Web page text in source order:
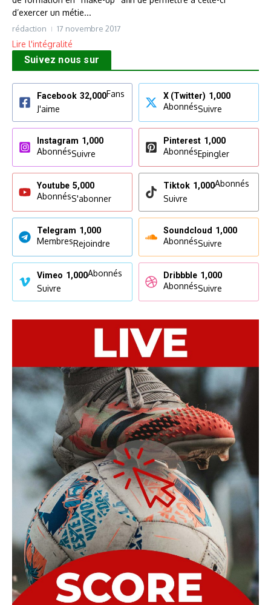
d’exercer un métie...
rédaction 17 novembre 2017
Lire l'intégralité
Suivez nous sur
Facebook 32,000Fans
J'aime
X (Twitter) 1,000
AbonnésSuivre
Instagram 1,000
AbonnésSuivre
Pinterest 1,000
AbonnésEpingler
Youtube 5,000
AbonnésS'abonner
Tiktok 1,000Abonnés
Suivre
Telegram 1,000
MembresRejoindre
Soundcloud 1,000
AbonnésSuivre
Vimeo 1,000Abonnés
Suivre
Dribbble 1,000
AbonnésSuivre